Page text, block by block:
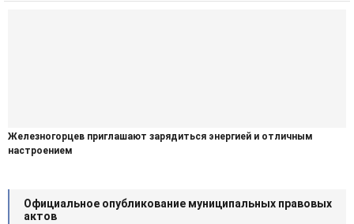
Железногорцев приглашают зарядиться энергией и отличным
настроением
Официальное опубликование муниципальных правовых
актов